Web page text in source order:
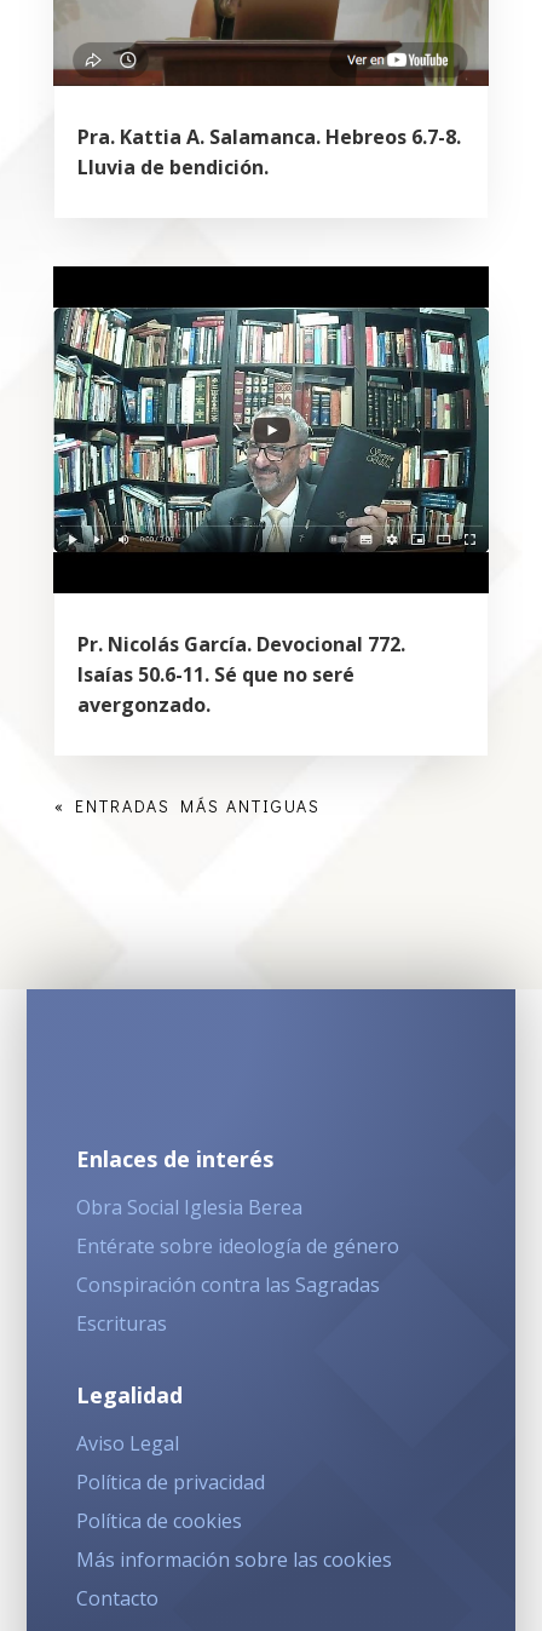
Pra. Kattia A. Salamanca. Hebreos 6.7-8.
Lluvia de bendición.
Pr. Nicolás García. Devocional 772.
Isaías 50.6-11. Sé que no seré
avergonzado.
« ENTRADAS MÁS ANTIGUAS
Enlaces de interés
Obra Social Iglesia Berea
Entérate sobre ideología de género
Conspiración contra las Sagradas
Escrituras
Legalidad
Aviso Legal
Política de privacidad
Política de cookies
Más información sobre las cookies
Contacto